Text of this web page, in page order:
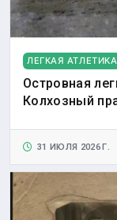
ЛЕГКАЯ АТЛЕТИКА
Островная
Колхозный
31 ИЮЛЯ 2026 Г.